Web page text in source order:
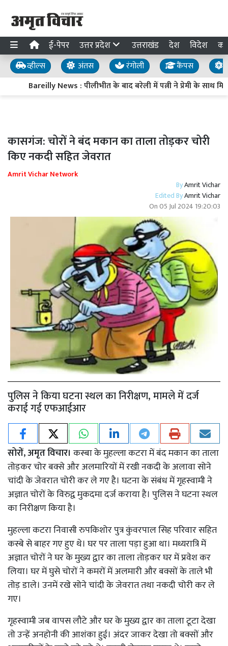
ई-पेपर उत्तर प्रदेश उत्तराखंड देश विदेश
व्हील्स अंतस रंगोली कैंपस
Bareilly News : पीलीभीत के बाद बरेली में पत्नी ने प्रेमी के साथ
कासगंज: चोरों ने बंद मकान का ताला तोड़कर चोरी
किए नकदी सहित जेवरात
Amrit Vichar Network
ByAmrit Vichar
Edited ByAmrit Vichar
On05 Jul 2024 19:20:03
पुलिस ने किया घटना स्थल का निरीक्षण, मामले में दर्ज
कराई गई एफआईआर
सोरों, अमृत विचार। कस्बा के मुहल्ला कटरा में बंद मकान का ताला
तोड़कर चोर बक्से और अलमारियों में रखी नकदी के अलावा सोने
चांदी के जेवरात चोरी कर ले गए है। घटना के संबंध में गृहस्वामी ने
अज्ञात चोरों के विरुद्व मुकदमा दर्ज कराया है। पुलिस ने घटना स्थल
का निरीक्षण किया है।
मुहल्ला कटरा निवासी रुपकिशोर पुत्र कुंवरपाल सिह परिवार सहित
कस्बे से बाहर गए हुए थे। घर पर ताला पड़ा हुआ था। मध्यरात्रि में
अज्ञात चोरों ने घर के मुख्य द्वार का ताला तोड़कर घर में प्रवेश कर
लिया। घर में घुसे चोरों ने कमरों में अलमारी और बक्सों के ताले भी
तोड़ डाले। उनमें रखे सोने चांदी के जेवरात तथा नकदी चोरी कर ले
गए।
गृहस्वामी जब वापस लौटे और घर के मुख्य द्वार का ताला टूटा देखा
तो उन्हें अनहोनी की आशंका हुई। अंदर जाकर देखा तो बक्सों और